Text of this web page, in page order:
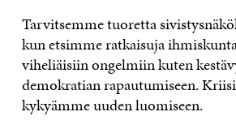
Tarvitsemme tuoretta
kun etsimme ratkaisuja
viheliäisiin ongelmiin kuten
demokratian rapautumiseen.
kykyämme uuden luomiseen.